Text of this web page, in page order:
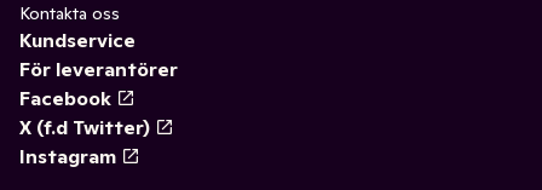
Kontakta oss
Kundservice
För leverantörer
Facebook
X (f.d Twitter)
Instagram